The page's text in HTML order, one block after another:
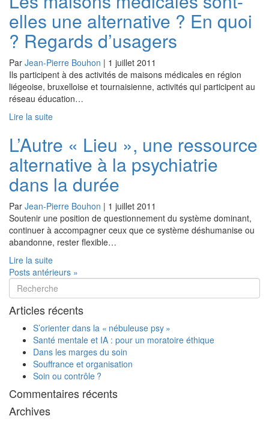
elles une alternative ? En quoi
? Regards d’usagers
Par Jean-Pierre Bouhon | 1 juillet 2011
Ils participent à des activités de maisons médicales en région
liégeoise, bruxelloise et tournaisienne, activités qui participent au
réseau éducation…
Lire la suite
L’Autre « Lieu », une ressource
alternative à la psychiatrie
dans la durée
Par Jean-Pierre Bouhon | 1 juillet 2011
Soutenir une position de questionnement du système dominant,
continuer à accompagner ceux que ce système déshumanise ou
abandonne, rester flexible…
Lire la suite
Posts antérieurs »
Articles récents
S’orienter dans la « nébuleuse psy »
Santé mentale et IA : pour un moratoire éthique
Dans les marges du soin
Souffrance et organisation
Soin ou contrôle ?
Commentaires récents
Archives